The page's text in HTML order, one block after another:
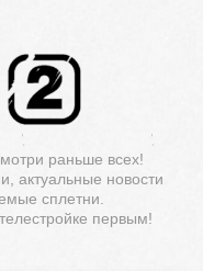
раньше всех!
актуальные новости
сплетни.
первым!